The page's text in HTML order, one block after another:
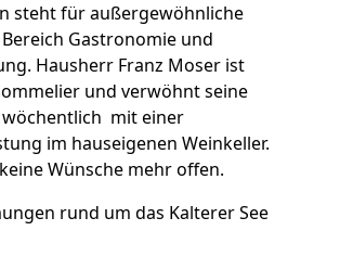
steht für außergewöhnliche
Gastronomie und
Hausherr Franz Moser ist
und verwöhnt seine
wöchentlich mit einer
im hauseigenen Weinkeller.
Wünsche mehr offen.
rund um das Kalterer See